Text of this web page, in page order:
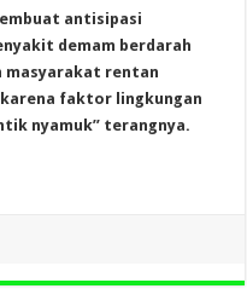
antisipasi
demam berdarah
masyarakat rentan
faktor lingkungan
nyamuk” terangnya.